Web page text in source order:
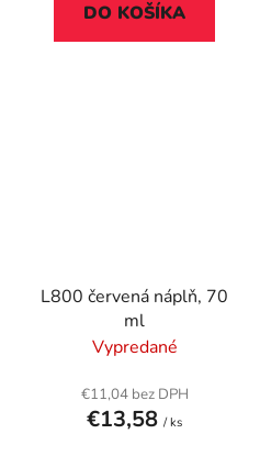
DO KOŠÍKA
L800 červená náplň, 70
ml
Vypredané
€11,04 bez DPH
€13,58 / ks